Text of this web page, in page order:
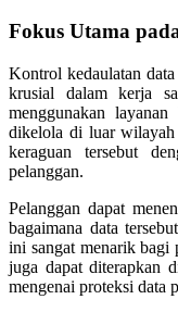
Fokus Utama
Kontrol kedaulatan
krusial dalam kerja
menggunakan
dikelola di luar
keraguan tersebut
pelanggan.
Pelanggan dapat
bagaimana data
ini sangat menarik bagi
juga dapat diterapkan
mengenai proteksi data